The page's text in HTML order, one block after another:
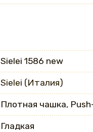
Sielei 1586 new
Sielei (Италия)
Плотная чашка,
Гладкая